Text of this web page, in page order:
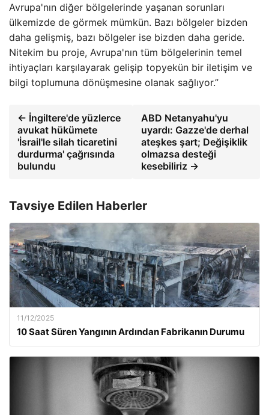
Avrupa'nın diğer bölgelerinde yaşanan sorunları
ülkemizde de görmek mümkün. Bazı bölgeler bizden
daha gelişmiş, bazı bölgeler ise bizden daha geride.
Nitekim bu proje, Avrupa'nın tüm bölgelerinin temel
ihtiyaçları karşılayarak gelişip topyekün bir iletişim ve
bilgi toplumuna dönüşmesine olanak sağlıyor.”
← İngiltere'de yüzlerce
avukat hükümete
'İsrail'le silah ticaretini
durdurma' çağrısında
bulundu
ABD Netanyahu'yu
uyardı: Gazze'de derhal
ateşkes şart; Değişiklik
olmazsa desteği
kesebiliriz →
Tavsiye Edilen Haberler
11/12/2025
10 Saat Süren Yangının Ardından Fabrikanın Durumu